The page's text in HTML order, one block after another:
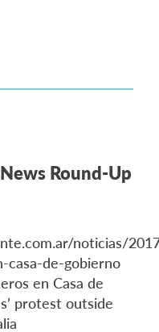
Round-Up
noticias/
de-gobierno
en Casa de
protest outside